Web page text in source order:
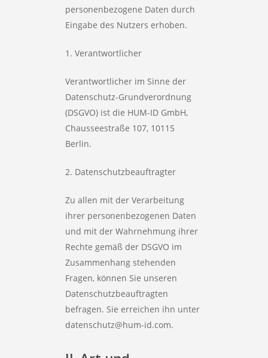
personenbezogene Daten durch
Eingabe des Nutzers erhoben.
1. Verantwortlicher
Verantwortlicher im Sinne der
Datenschutz-Grundverordnung
(DSGVO) ist die HUM-ID GmbH,
Chausseestraße 107, 10115
Berlin.
2. Datenschutzbeauftragter
Zu allen mit der Verarbeitung
ihrer personenbezogenen Daten
und mit der Wahrnehmung ihrer
Rechte gemäß der DSGVO im
Zusammenhang stehenden
Fragen, können Sie unseren
Datenschutzbeauftragten
befragen. Sie erreichen ihn unter
datenschutz@hum-id.com.